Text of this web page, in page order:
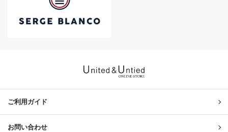
ご利用ガイド
お問い合わせ